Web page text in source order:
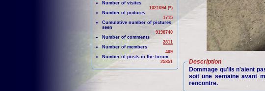
Number of visites
1021094 (*)
Number of pictures
1715
Cumulative number of pictures
seen
9198740
Number of comments
2811
Number of members
409
Number of posts in the forum
25851
Description
Dommage qu'ils n'aient
soit une semaine avant
rencontre.